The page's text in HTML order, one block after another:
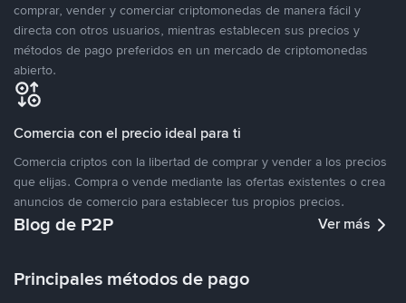
comprar, vender y comerciar criptomonedas de manera fácil y
directa con otros usuarios, mientras establecen sus precios y
métodos de pago preferidos en un mercado de criptomonedas
abierto.
Comercia con el precio ideal para ti
Comercia criptos con la libertad de comprar y vender a los precios
que elijas. Compra o vende mediante las ofertas existentes o crea
anuncios de comercio para establecer tus propios precios.
Blog de P2P Ver más
Principales métodos de pago